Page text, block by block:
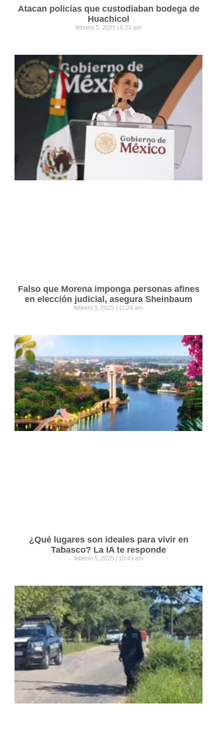
Atacan policías que custodiaban bodega de
Huachicol
febrero 5, 2025 6:23 pm
Falso que Morena imponga personas afines
en elección judicial, asegura Sheinbaum
febrero 5, 2025 11:24 am
¿Qué lugares son ideales para vivir en
Tabasco? La IA te responde
febrero 5, 2025 10:49 am